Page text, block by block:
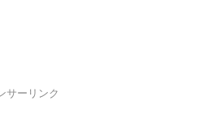
サーリンク